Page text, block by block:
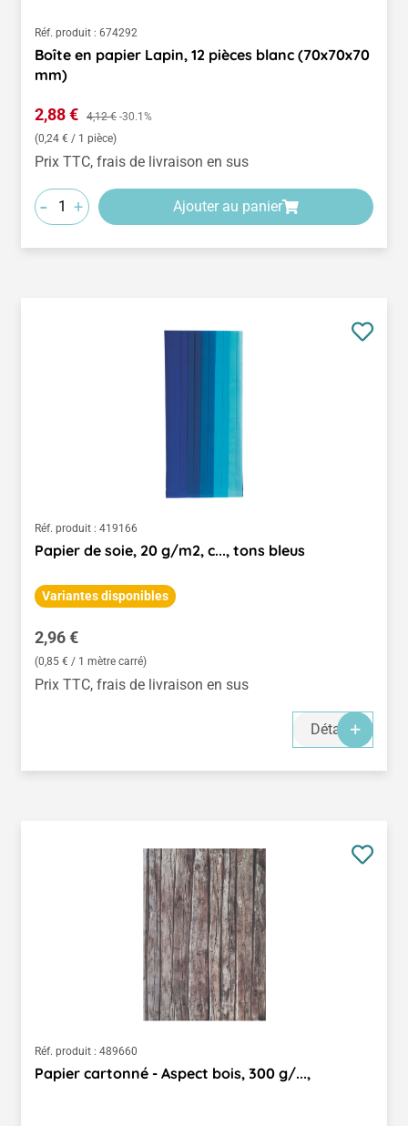
Réf. produit : 674292
Boîte en papier Lapin, 12 pièces blanc (70x70x70
mm)
Prix de vente :
2,88 € Prix régulier :
4,12 € -30.1%
(0,24 € / 1 pièce)
Prix TTC, frais de livraison en sus
- + Ajouter au panier
Réf. produit : 419166
Papier de soie, 20 g/m2, c..., tons bleus
Variantes disponibles
Prix régulier :
2,96 €
(0,85 € / 1 mètre carré)
Prix TTC, frais de livraison en sus
Détails
Réf. produit : 489660
Papier cartonné - Aspect bois, 300 g/...,